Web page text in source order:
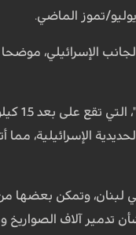
تموز الماضي.
الإسرائيلي، موضحا
وأشار إلى
القبة الحديدية
الساعة 5:15 فجرًا من منطقة البقاع
تدمير آلاف الصواريخ